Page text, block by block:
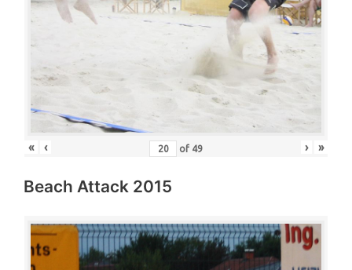
« ‹ of 49 › »
Beach Attack 2015